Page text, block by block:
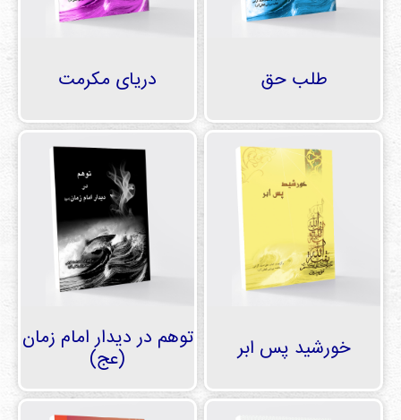
طلب حق دریای مکرمت
خورشید پس ابر توهم در دیدار امام زمان
(عج)